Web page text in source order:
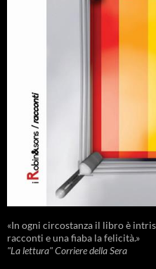
«In ogni circostanza il libro è
racconti e una fiaba la felicità.»
"La lettura" Corriere della Sera